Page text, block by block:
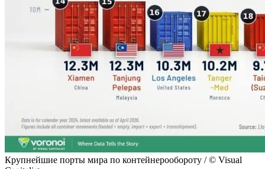
Крупнейшие порты мира по контейнерообороту / © Visual